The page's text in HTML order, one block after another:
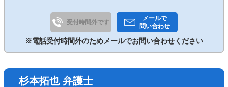
受付時間外です
メールで
問い合わせ
※電話受付時間外のためメールでお問い合わせください
杉本拓也 弁護士